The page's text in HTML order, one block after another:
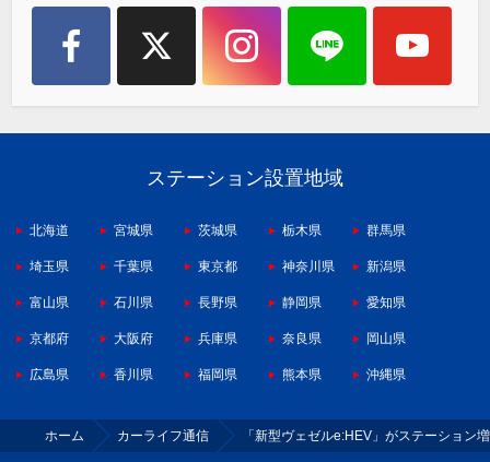
ステーション設置地域
北海道 宮城県 茨城県 栃木県 群馬県
埼玉県 千葉県 東京都 神奈川県 新潟県
富山県 石川県 長野県 静岡県 愛知県
京都府 大阪府 兵庫県 奈良県 岡山県
広島県 香川県 福岡県 熊本県 沖縄県
ホーム カーライフ通信 「新型ヴェゼルe:HEV」がステーション